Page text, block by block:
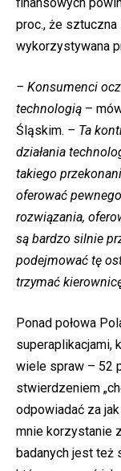
proc., że
wykorzystywana
– Konsumenci
technologią –
Śląskim. – Ta
działania
takiego
oferować
rozwiązania,
są bardzo silnie
podejmować tę
trzymać
Ponad połowa
superaplikacjami,
wiele spraw – 52
stwierdzeniem
odpowiadać za
mnie korzystanie
badanych jest też